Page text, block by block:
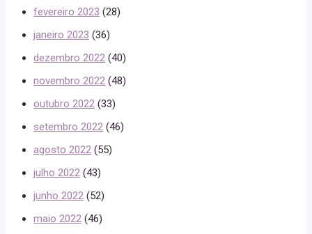
fevereiro 2023 (28)
janeiro 2023 (36)
dezembro 2022 (40)
novembro 2022 (48)
outubro 2022 (33)
setembro 2022 (46)
agosto 2022 (55)
julho 2022 (43)
junho 2022 (52)
maio 2022 (46)